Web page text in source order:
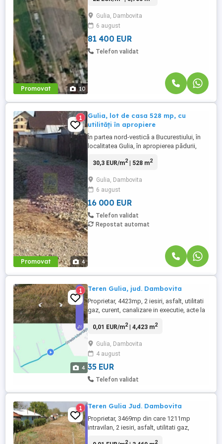
Promovat 10
stradal generos de 23,18 ml și are acces
facil atât din Strada Libertății (prin sensul
giratoriu DN7 ...
Gulia, Dambovita
6 august
81 400 EUR
Telefon validat
Promovat 4
1
Gulia, lot de casa 528 mp, cu
utilități în apropiere
În partea nord-vestică a Bucurestiului, în
localitatea Gulia, în apropierea pădurii,
intravilan curti-constructii si are 528 mp, cu
de drum. Curent, gaze, apă si canalizare la
140 m. Pret 16.000 EUR neg, comision 0
30,3 EUR/m2| 528 m2
Gulia, Dambovita
6 august
16 000 EUR
Telefon validat
Repostat automat
4
1 Teren Gulia, jud. Dambovita
Proprietar, 4423mp, 2 iesiri, asfalt, utilitati
gaz, curent, canalizare in executie, acte la
vandabil imediat, pret usor negociabil.
0,01 EUR/m2| 4,423 m2
Gulia, Dambovita
4 august
35 EUR
Telefon validat
1 Teren Gulia Jud. Dambovita
Proprietar, 3469mp din care 1211mp
intravilan, 2 iesiri, asfalt, utilitati gaz,
2 2